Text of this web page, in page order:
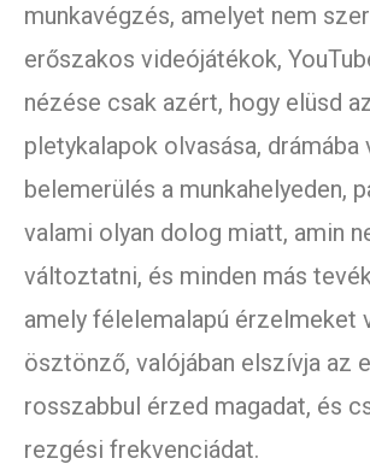
munkavégzés, amelyet nem
erőszakos videójátékok,
nézése csak azért, hogy elüsd
pletykalapok olvasása, drámába
belemerülés a munkahelyeden,
valami olyan dolog miatt, amin
változtatni, és minden más
amely félelemalapú érzelmeket
ösztönző, valójában elszívja az
rosszabbul érzed magadat, és
rezgési frekvenciádat.